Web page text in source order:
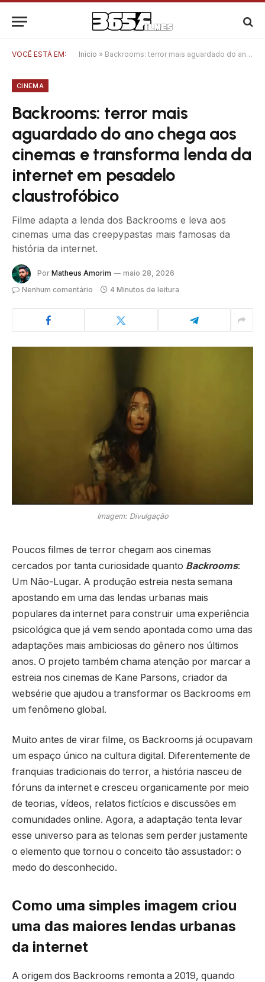
VOCÊ ESTÁ EM: Início » Backrooms: terror mais aguardado do ano chega aos cinemas e transforma lenda da internet em pesadelo claustrofóbico
CINEMA
Backrooms: terror mais
aguardado do ano chega aos
cinemas e transforma lenda da
internet em pesadelo
claustrofóbico
Filme adapta a lenda dos Backrooms e leva aos
cinemas uma das creepypastas mais famosas da
história da internet.
Por Matheus Amorim
maio 28, 2026
Nenhum comentário
4 Minutos de leitura
Imagem: Divulgação
Poucos filmes de terror chegam aos cinemas
cercados por tanta curiosidade quanto Backrooms:
Um Não-Lugar. A produção estreia nesta semana
apostando em uma das lendas urbanas mais
populares da internet para construir uma experiência
psicológica que já vem sendo apontada como uma das
adaptações mais ambiciosas do gênero nos últimos
anos. O projeto também chama atenção por marcar a
estreia nos cinemas de Kane Parsons, criador da
websérie que ajudou a transformar os Backrooms em
um fenômeno global.
Muito antes de virar filme, os Backrooms já ocupavam
um espaço único na cultura digital. Diferentemente de
franquias tradicionais do terror, a história nasceu de
fóruns da internet e cresceu organicamente por meio
de teorias, vídeos, relatos fictícios e discussões em
comunidades online. Agora, a adaptação tenta levar
esse universo para as telonas sem perder justamente
o elemento que tornou o conceito tão assustador: o
medo do desconhecido.
Como uma simples imagem criou
uma das maiores lendas urbanas
da internet
A origem dos Backrooms remonta a 2019, quando